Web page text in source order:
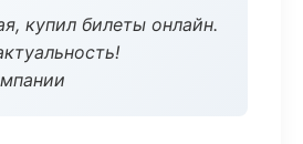
купил билеты онлайн.